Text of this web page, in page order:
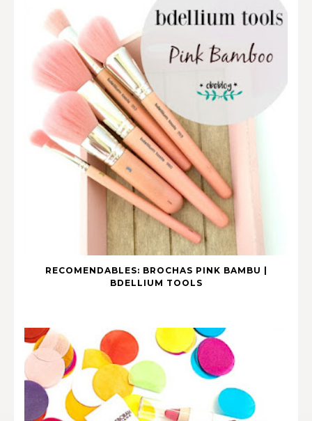
RECOMENDABLES: BROCHAS PINK BAMBU |
BDELLIUM TOOLS